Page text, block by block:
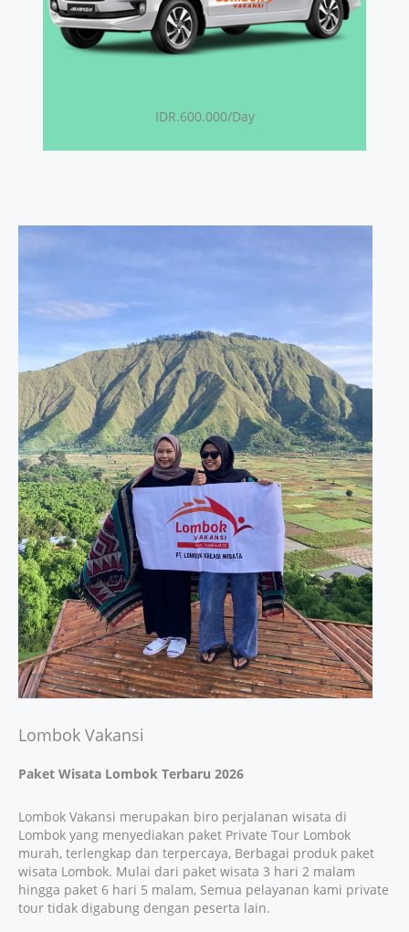
IDR.600.000/Day
Lombok Vakansi
Paket Wisata Lombok Terbaru 2026
Lombok Vakansi merupakan biro perjalanan wisata di
Lombok yang menyediakan paket Private Tour Lombok
murah, terlengkap dan terpercaya, Berbagai produk paket
wisata Lombok. Mulai dari paket wisata 3 hari 2 malam
hingga paket 6 hari 5 malam, Semua pelayanan kami private
tour tidak digabung dengan peserta lain.